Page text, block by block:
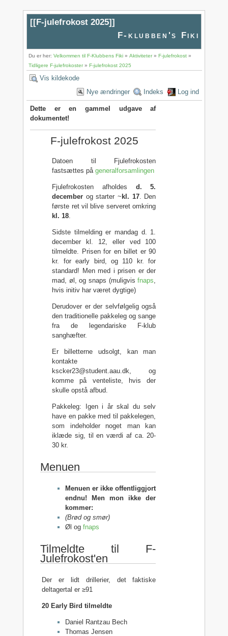
[[F-julefrokost 2025]]
F-klubben's Fiki
Du er her:Velkommen til F-Klubbens Fiki »Aktiviteter»F-julefrokost »
Tidligere F-julefrokoster»F-julefrokost 2025
Vis kildekode
Nye ændringer
Indeks Log ind
Dette er en gammel udgave af
dokumentet!
F-julefrokost 2025
Datoen til Fjulefrokosten
fastsættes pågeneralforsamlingen
Fjulefrokosten afholdes d. 5.
december og starter ~kl. 17. Den
første ret vil blive serveret omkring
kl. 18
Sidste tilmelding er mandag d. 1.
december kl. 12, eller ved 100
tilmeldte. Prisen for en billet er 90
kr. for early bird, og 110 kr. for
standard! Men med i prisen er der
mad, øl, og snaps (muligvisfnaps
hvis initiv har været dygtige)
Derudover er der selvfølgelig også
den traditionelle pakkeleg og sange
fra de legendariske F-klub
sanghæfter.
Er billetterne udsolgt, kan man
kontakte
kscker23@student.aau.dk, og
komme på venteliste, hvis der
skulle opstå afbud.
Pakkeleg: Igen i år skal du selv
have en pakke med til pakkelegen,
som indeholder noget man kan
iklæde sig, til en værdi af ca. 20-
30 kr.
Menuen
Menuen er ikke offentliggjort
endnu! Men mon ikke der
kommer:
(Brød og smør)
Øl og fnaps
Tilmeldte til F-
Julefrokost'en
Der er lidt drillerier, det faktiske
deltagertal er ≥91
20 Early Bird tilmeldte
Daniel Rantzau Bech
Thomas Jensen